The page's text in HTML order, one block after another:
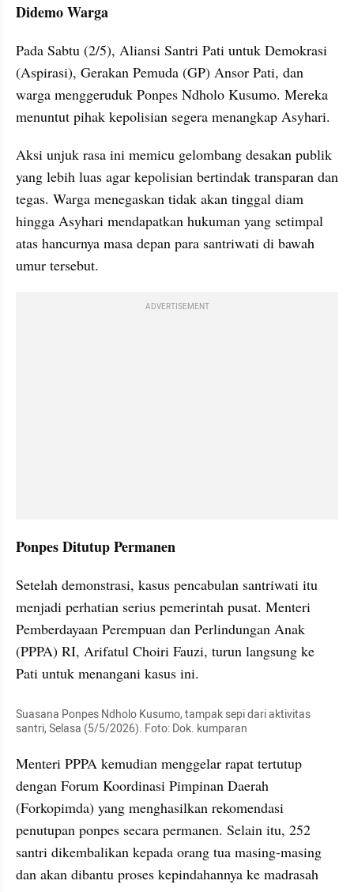
Didemo Warga
Pada Sabtu (2/5), Aliansi Santri Pati untuk Demokrasi
(Aspirasi), Gerakan Pemuda (GP) Ansor Pati, dan
warga menggeruduk Ponpes Ndholo Kusumo. Mereka
menuntut pihak kepolisian segera menangkap Asyhari.
Aksi unjuk rasa ini memicu gelombang desakan publik
yang lebih luas agar kepolisian bertindak transparan dan
tegas. Warga menegaskan tidak akan tinggal diam
hingga Asyhari mendapatkan hukuman yang setimpal
atas hancurnya masa depan para santriwati di bawah
umur tersebut.
ADVERTISEMENT
Ponpes Ditutup Permanen
Setelah demonstrasi, kasus pencabulan santriwati itu
menjadi perhatian serius pemerintah pusat. Menteri
Pemberdayaan Perempuan dan Perlindungan Anak
(PPPA) RI, Arifatul Choiri Fauzi, turun langsung ke
Pati untuk menangani kasus ini.
Suasana Ponpes Ndholo Kusumo, tampak sepi dari aktivitas
santri, Selasa (5/5/2026). Foto: Dok. kumparan
Menteri PPPA kemudian menggelar rapat tertutup
dengan Forum Koordinasi Pimpinan Daerah
(Forkopimda) yang menghasilkan rekomendasi
penutupan ponpes secara permanen. Selain itu, 252
santri dikembalikan kepada orang tua masing-masing
dan akan dibantu proses kepindahannya ke madrasah